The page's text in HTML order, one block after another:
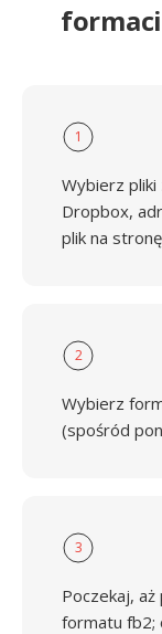
1
Wybierz pliki
Dropbox,
plik na
2
Wybierz
(spośród
3
Poczekaj,
formatu fb2;